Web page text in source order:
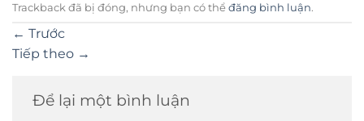
Trackback đã bị đóng, nhưng bạn có thể đăng bình luận.
← Trước
Tiếp theo →
Để lại một bình luận